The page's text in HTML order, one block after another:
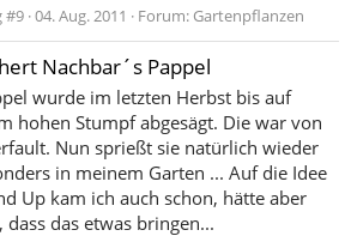
#9 04. Aug. 2011 Forum: Gartenpflanzen
Nachbar´s Pappel
wurde im letzten Herbst bis auf
hohen Stumpf abgesägt. Die war von
Nun sprießt sie natürlich wieder
in meinem Garten ... Auf die Idee
Up kam ich auch schon, hätte aber
dass das etwas bringen...